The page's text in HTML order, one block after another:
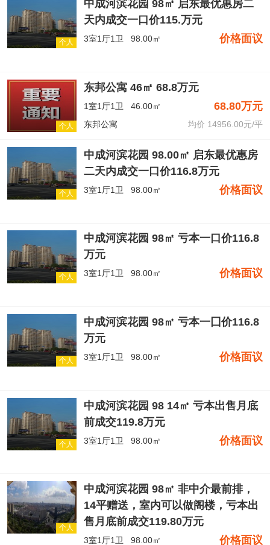
个人
中成河滨花园 98㎡ 启东最优惠房二
天内成交一口价115.万元
3室1厅1卫 98.00㎡ 价格面议
个人
东邦公寓 46㎡ 68.8万元
1室1厅1卫 46.00㎡ 68.80万元
东邦公寓 均价 14956.00元/平
个人
中成河滨花园 98.00㎡ 启东最优惠房
二天内成交一口价116.8万元
3室1厅1卫 98.00㎡ 价格面议
个人
中成河滨花园 98㎡ 亏本一口价116.8
万元
3室1厅1卫 98.00㎡ 价格面议
个人
中成河滨花园 98㎡ 亏本一囗价116.8
万元
3室1厅1卫 98.00㎡ 价格面议
个人
中成河滨花园 98 14㎡ 亏本出售月底
前成交119.8万元
3室1厅1卫 98.00㎡ 价格面议
个人
中成河滨花园 98㎡ 非中介最前排，
14平赠送，室内可以做阁楼，亏本出
售月底前成交119.80万元
3室1厅1卫 98.00㎡ 价格面议